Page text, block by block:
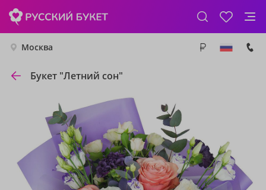
Москва
Букет "Летний сон"